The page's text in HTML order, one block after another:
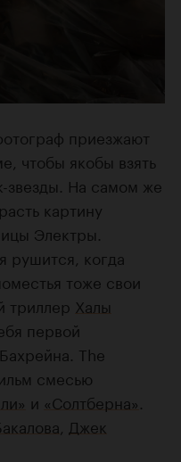
приезжают
чтобы якобы взять
звезды. На самом же
картину
Электры.
рушится, когда
тоже свои
триллер Халы
первой
The
смесью
и «Солтберна»
Джек